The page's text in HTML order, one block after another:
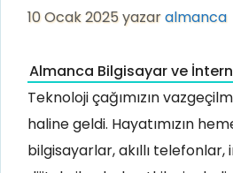
10 Ocak 2025yazaralmanca
Almanca Bilgisayar ve
Teknoloji çağımızın
haline geldi. Hayatımızın
bilgisayarlar, akıllı